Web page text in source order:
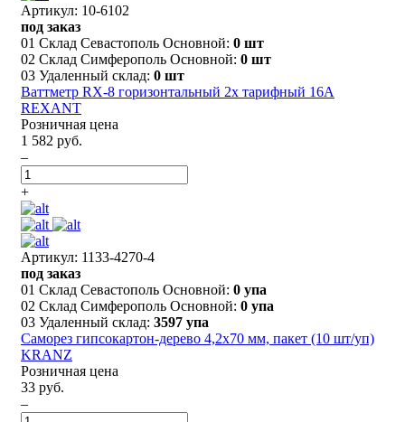
Артикул: 10-6102
под заказ
01 Склад Севастополь Основной: 0 шт
02 Склад Симферополь Основной: 0 шт
03 Удаленный склад: 0 шт
Ваттметр RX-8 горизонтальный 2х тарифный 16А
REXANT
Розничная цена
1 582 руб.
–
+
Артикул: 1133-4270-4
под заказ
01 Склад Севастополь Основной: 0 упа
02 Склад Симферополь Основной: 0 упа
03 Удаленный склад: 3597 упа
Саморез гипсокартон-дерево 4,2х70 мм, пакет (10 шт/уп)
KRANZ
Розничная цена
33 руб.
–